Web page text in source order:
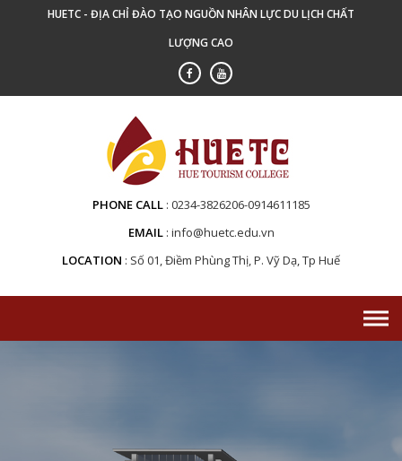
HUETC - ĐỊA CHỈ ĐÀO TẠO NGUỒN NHÂN LỰC DU LỊCH CHẤT
LƯỢNG CAO
PHONE CALL 0234-3826206-0914611185
EMAIL info@huetc.edu.vn
LOCATION
Số 01, Điềm Phùng Thị, P. Vỹ Dạ, Tp Huế